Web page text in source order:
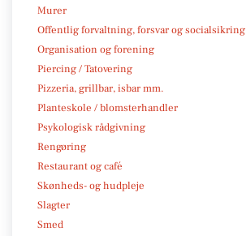
Murer
Offentlig forvaltning, forsvar og socialsikring
Organisation og forening
Piercing / Tatovering
Pizzeria, grillbar, isbar mm.
Planteskole / blomsterhandler
Psykologisk rådgivning
Rengøring
Restaurant og café
Skønheds- og hudpleje
Slagter
Smed